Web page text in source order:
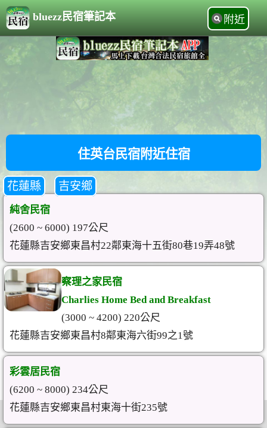
bluezz民宿筆記本 附近
住英台民宿附近住宿
花蓮縣 吉安鄉
純舍民宿
(2600 ~ 6000) 197公尺
花蓮縣吉安鄉東昌村22鄰東海十五街80巷19弄48號
察理之家民宿
Charlies Home Bed and Breakfast
(3000 ~ 4200) 220公尺
花蓮縣吉安鄉東昌村8鄰東海六街99之1號
彩雲居民宿
(6200 ~ 8000) 234公尺
花蓮縣吉安鄉東昌村東海十街235號